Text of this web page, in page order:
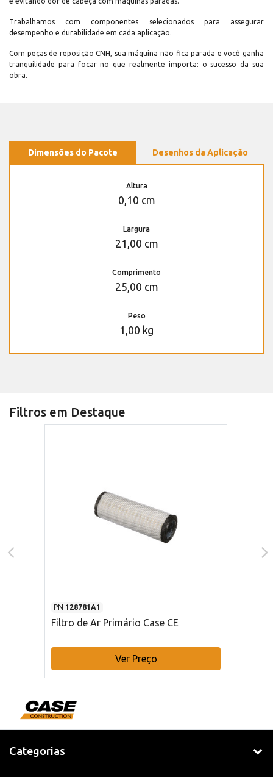
Trabalhamos com componentes selecionados para assegurar
desempenho e durabilidade em cada aplicação.
Com peças de reposição CNH, sua máquina não fica parada e você ganha
tranquilidade para focar no que realmente importa: o sucesso da sua
obra.
Dimensões do Pacote Desenhos da Aplicação
Altura
0,10 cm
Largura
21,00 cm
Comprimento
25,00 cm
Peso
1,00 kg
Filtros em Destaque
PN 128781A1
Filtro de Ar Primário Case CE
Ver Preço
Categorias